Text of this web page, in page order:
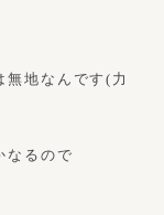
地なんです(力
なるので